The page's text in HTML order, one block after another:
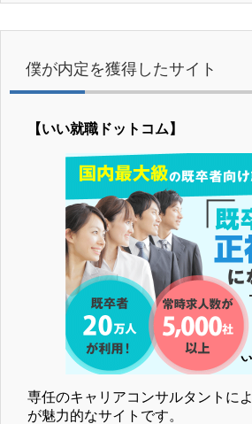
僕が内定を獲得したサイト
【いい就職ドットコム】
専任のキャリアコンサルタントに
が魅力的なサイトです。